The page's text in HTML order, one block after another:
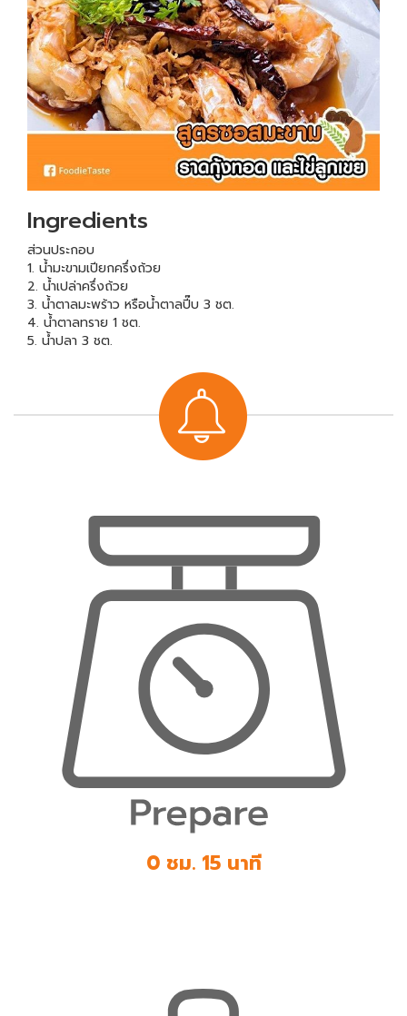
Ingredients
ส่วนประกอบ
1. น้ำมะขามเปียกครึ่งถ้วย
2. น้ำเปล่าครึ่งถ้วย
3. น้ำตาลมะพร้าว หรือน้ำตาลปี๊บ 3 ชต.
4. น้ำตาลทราย 1 ชต.
5. น้ำปลา 3 ชต.
0 ชม. 15 นาที